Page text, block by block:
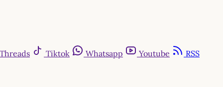
Threads Tiktok Whatsapp Youtube RSS